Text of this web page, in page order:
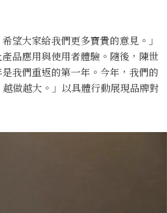
望大家給我們更多寶貴的意見。」
品應用與使用者體驗。隨後，陳世
我們重返的第一年。今年，我們的
做越大。」以具體行動展現品牌對